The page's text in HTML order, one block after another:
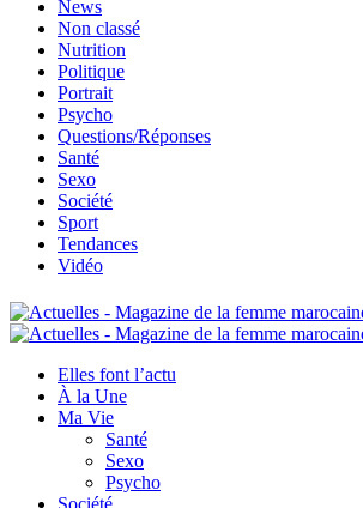
News
Non classé
Nutrition
Politique
Portrait
Psycho
Questions/Réponses
Santé
Sexo
Société
Sport
Tendances
Vidéo
Elles font l’actu
À la Une
Ma Vie
Santé
Sexo
Psycho
Société